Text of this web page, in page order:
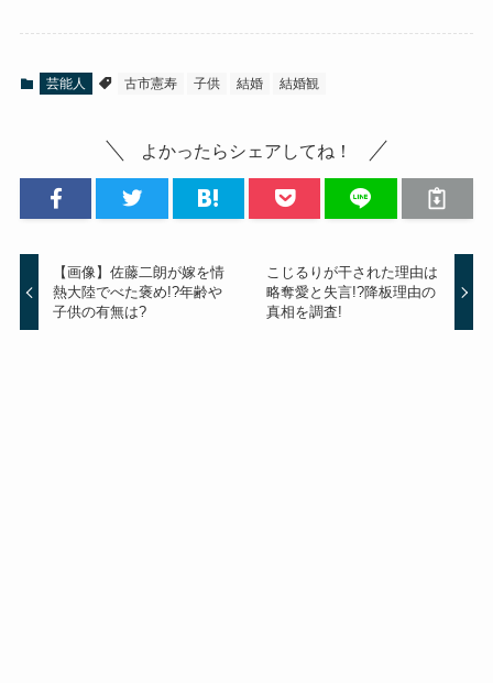
芸能人 古市憲寿 子供 結婚 結婚観
よかったらシェアしてね！
【画像】佐藤二朗が嫁を情
熱大陸でべた褒め!?年齢や
子供の有無は?
こじるりが干された理由は
略奪愛と失言!?降板理由の
真相を調査!